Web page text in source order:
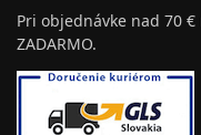
Pri objednávke nad 70
ZADARMO.